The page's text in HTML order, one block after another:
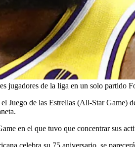
jugadores de la liga en un solo partido
Juego de las Estrellas (All-Star Game)
en el que tuvo que concentrar sus
celebra su 75 aniversario, se